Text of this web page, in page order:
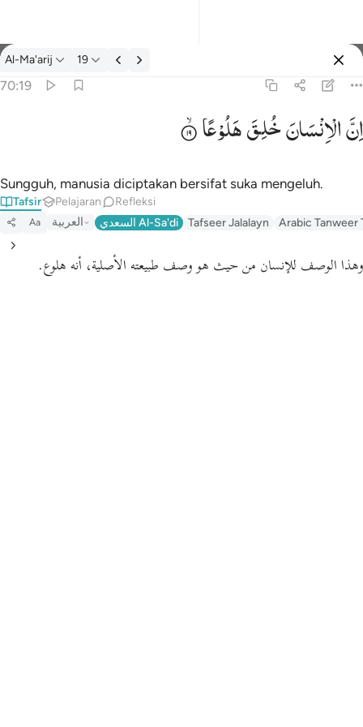
tafsir: Al-Ma'arij 70:19
Al-Ma'arij 19
70:19
اِنَّالْاِنْسَانَخُلِقَهَلُوْعًا
Sungguh, manusia diciptakan bersifat suka mengeluh.
Tafsir Pelajaran Refleksi
Aa العربية السعدي Al-Sa'di Tafseer Jalalayn Arabic Tanweer
وهذا الوصف للإنسان من حيث هو وصف طبيعته الأصلية، أنه هلوع.